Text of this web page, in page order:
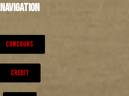
NAVIGATION
CONCOURS
CREDIT